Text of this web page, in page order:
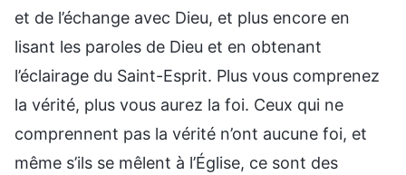
et de l’échange avec Dieu, et plus encore en
lisant les paroles de Dieu et en obtenant
l’éclairage du Saint-Esprit. Plus vous comprenez
la vérité, plus vous aurez la foi. Ceux qui ne
comprennent pas la vérité n’ont aucune foi, et
même s’ils se mêlent à l’Église, ce sont des